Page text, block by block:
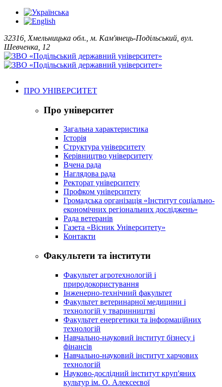
32316, Хмельницька обл., м. Кам'янець-Подільський, вул.
Шевченка, 12
ПРО УНІВЕРСИТЕТ
Про університет
Загальна характеристика
Історія
Структура університету
Керівництво університету
Вчена рада
Наглядова рада
Ректорат університету
Профком університету
Громадська організація «Інститут соціально-
економічних регіональних досліджень»
Рада ветеранів
Газета «Вісник Університету»
Контакти
Факультети та інститути
Факультет агротехнологій і
природокористування
Інженерно-технічний факультет
Факультет ветеринарної медицини і
технологій у тваринництві
Факультет енергетики та інформаційних
технологій
Навчально-науковий інститут бізнесу і
фінансів
Навчально-науковий інститут харчових
технологій
Науково-дослідний інститут круп'яних
культур ім. О. Алексеєвої